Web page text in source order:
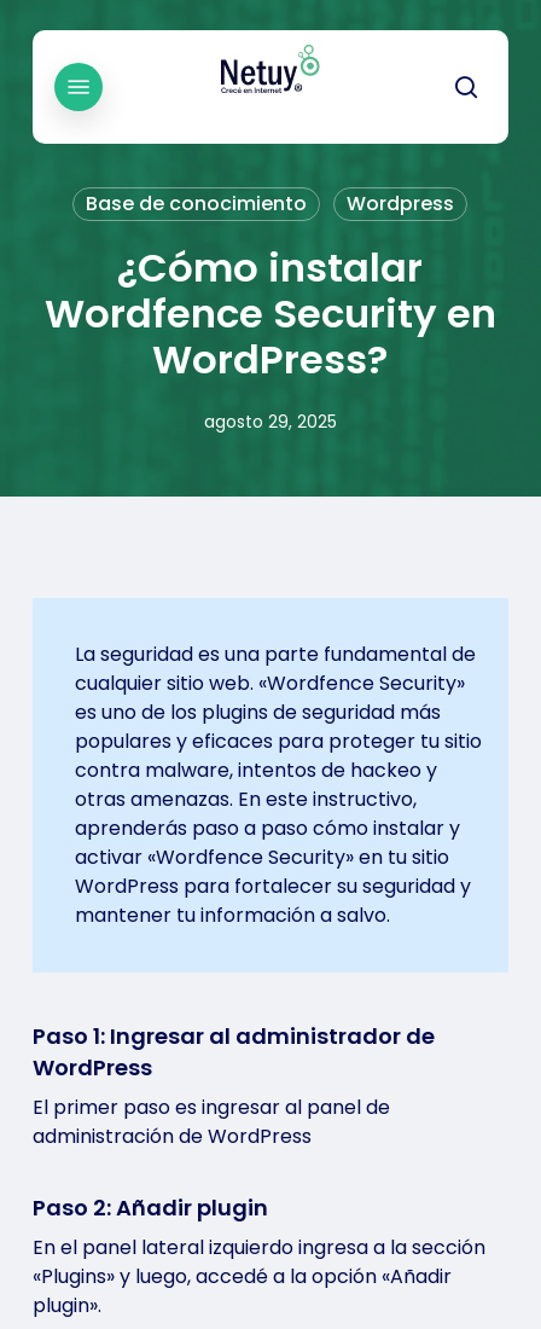
content
Menu
Base de conocimiento Wordpress
¿Cómo instalar
Wordfence Security en
WordPress?
agosto 29, 2025
La seguridad es una parte fundamental de
cualquier sitio web. «Wordfence Security»
es uno de los plugins de seguridad más
populares y eficaces para proteger tu sitio
contra malware, intentos de hackeo y
otras amenazas. En este instructivo,
aprenderás paso a paso cómo instalar y
activar «Wordfence Security» en tu sitio
WordPress para fortalecer su seguridad y
mantener tu información a salvo.
Paso 1: Ingresar al administrador de
WordPress
El primer paso es ingresar al panel de
administración de WordPress
Paso 2: Añadir plugin
En el panel lateral izquierdo ingresa a la sección
«Plugins» y luego, accedé a la opción «Añadir
plugin».